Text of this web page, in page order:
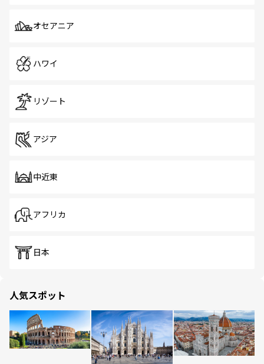
オセアニア
ハワイ
リゾート
アジア
中近東
アフリカ
日本
人気スポット